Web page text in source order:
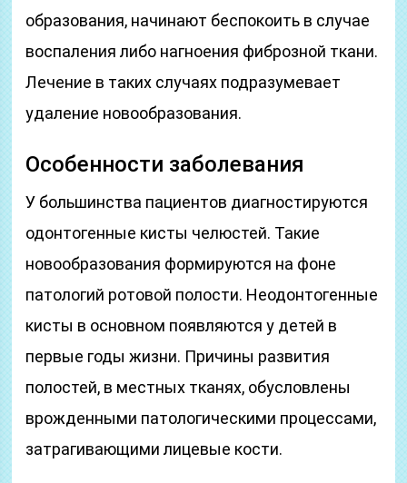
образования, начинают беспокоить в случае
воспаления либо нагноения фиброзной ткани.
Лечение в таких случаях подразумевает
удаление новообразования.
Особенности заболевания
У большинства пациентов диагностируются
одонтогенные кисты челюстей. Такие
новообразования формируются на фоне
патологий ротовой полости. Неодонтогенные
кисты в основном появляются у детей в
первые годы жизни. Причины развития
полостей, в местных тканях, обусловлены
врожденными патологическими процессами,
затрагивающими лицевые кости.